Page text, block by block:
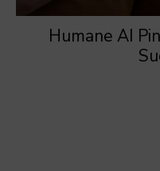
Humane AI